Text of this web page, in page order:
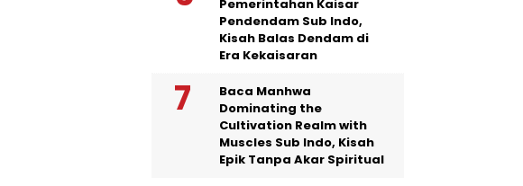
Pemerintahan Kaisar
Pendendam Sub Indo,
Kisah Balas Dendam di
Era Kekaisaran
Baca Manhwa
Dominating the
Cultivation Realm with
Muscles Sub Indo, Kisah
Epik Tanpa Akar Spiritual